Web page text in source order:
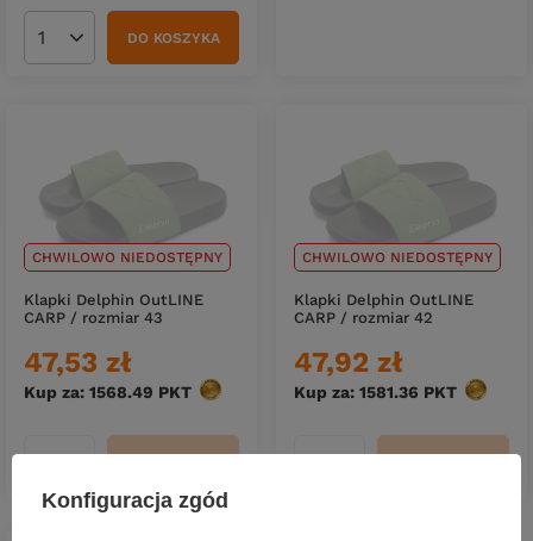
Ilość produktówDO KOSZYKA
CHWILOWO NIEDOSTĘPNY
Klapki Delphin OutLINE
CARP / rozmiar 43
47,53 zł
Kup za: 1568.49 PKT punktów
CHWILOWO NIEDOSTĘPNY
Klapki Delphin OutLINE
CARP / rozmiar 42
47,92 zł
Kup za: 1581.36 PKT punktów
Konfiguracja zgód